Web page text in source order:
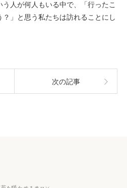
う人が何人もいる中で、「行ったこ
」と思う私たちは訪れることにし
次の記事